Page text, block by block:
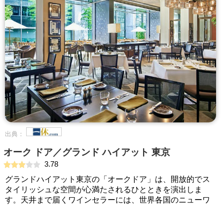
出典：
オーク ドア／グランド ハイアット 東京
3.78
グランドハイアット東京の「オークドア」は、開放的でス
タイリッシュな空間が心満たされるひとときを演出しま
す。天井まで届くワインセラーには、世界各国のニューワ